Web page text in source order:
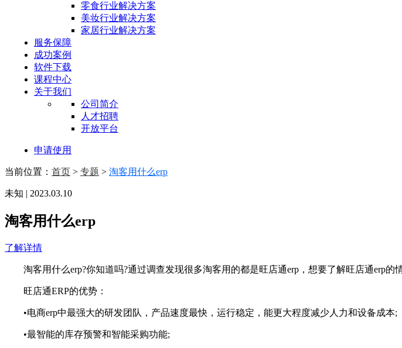
零食行业解决方案
美妆行业解决方案
家居行业解决方案
服务保障
成功案例
软件下载
课程中心
关于我们
公司简介
人才招聘
开放平台
申请使用
当前位置： 首页 > 专题 > 淘客用什么erp
未知 | 2023.03.10
淘客用什么erp
了解详情
淘客用什么erp?你知道吗?通过调查发现很多淘客用的都是旺店通erp，想要了解旺店通erp的
旺店通ERP的优势：
•电商erp中最强大的研发团队，产品速度最快，运行稳定，能更大程度减少人力和设备成本;
•最智能的库存预警和智能采购功能;